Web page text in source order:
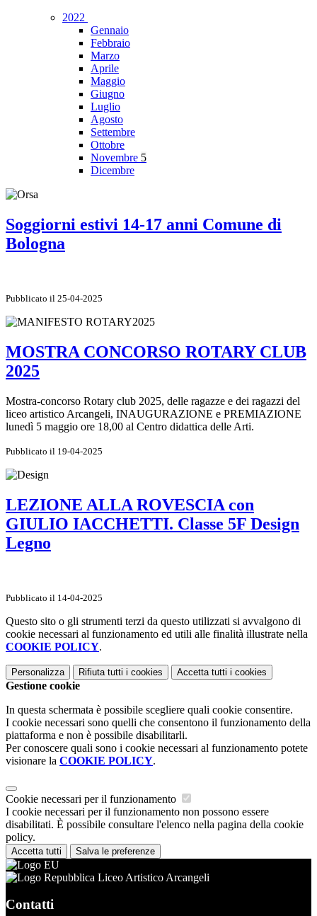
2022
Gennaio
Febbraio
Marzo
Aprile
Maggio
Giugno
Luglio
Agosto
Settembre
Ottobre
Novembre 5
Dicembre
Soggiorni estivi 14-17 anni Comune di
Bologna
Pubblicato il 25-04-2025
MOSTRA CONCORSO ROTARY CLUB
2025
Mostra-concorso Rotary club 2025, delle ragazze e dei ragazzi del
liceo artistico Arcangeli, INAUGURAZIONE e PREMIAZIONE
lunedì 5 maggio ore 18,00 al Centro didattica delle Arti.
Pubblicato il 19-04-2025
LEZIONE ALLA ROVESCIA con
GIULIO IACCHETTI. Classe 5F Design
Legno
Pubblicato il 14-04-2025
Questo sito o gli strumenti terzi da questo utilizzati si avvalgono di
cookie necessari al funzionamento ed utili alle finalità illustrate nella
COOKIE POLICY.
Personalizza Rifiuta tutti i cookies Accetta tutti i cookies
Gestione cookie
In questa schermata è possibile scegliere quali cookie consentire.
I cookie necessari sono quelli che consentono il funzionamento della
piattaforma e non è possibile disabilitarli.
Per conoscere quali sono i cookie necessari al funzionamento potete
visionare la COOKIE POLICY.
Cookie necessari per il funzionamento
I cookie necessari per il funzionamento non possono essere
disabilitati. È possibile consultare l'elenco nella pagina della cookie
policy.
Accetta tutti Salva le preferenze
Liceo Artistico Arcangeli
Contatti